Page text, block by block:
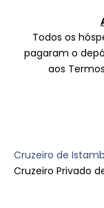
Todos os
pagaram o
aos
Cruzeiro de
Cruzeiro Privado